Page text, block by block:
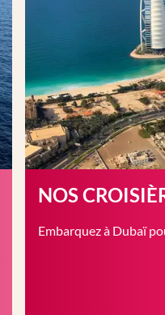
NOS
Embarquez à Dubaï